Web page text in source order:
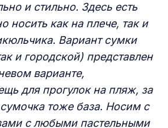
и стильно. Здесь есть
как на плече, так и
Вариант сумки
и городской) представлен
варианте,
для прогулок на пляж, за
тоже база. Носим с
с любыми пастельными